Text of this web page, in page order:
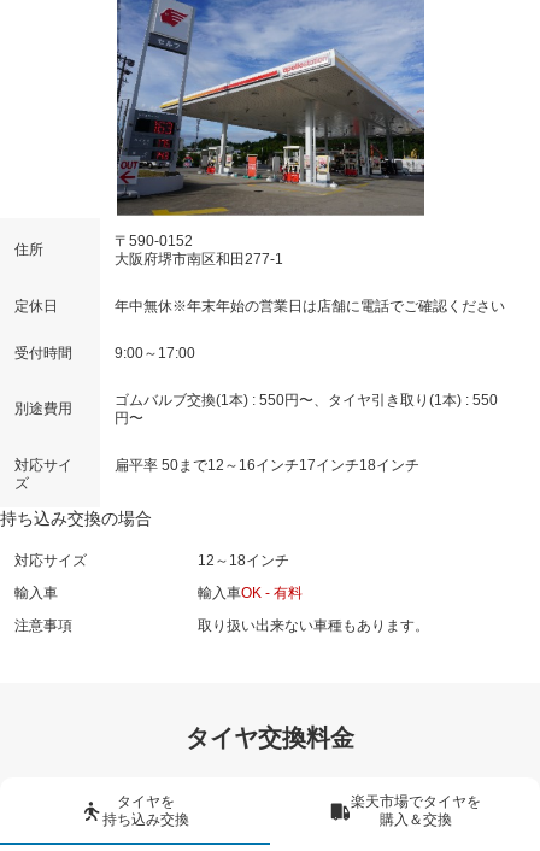
住所
〒590-0152
大阪府堺市南区和田277-1
定休日 年中無休※年末年始の営業日は店舗に電話でご確認ください
受付時間 9:00～17:00
別途費用
ゴムバルブ交換(1本) : 550円〜、タイヤ引き取り(1本) : 550
円〜
対応サイ
ズ
扁平率 50まで12～16インチ17インチ18インチ
持ち込み交換の場合
対応サイズ
12～18インチ
輸入車
輸入車OK - 有料
注意事項
取り扱い出来ない車種もあります。
タイヤ交換料金
タイヤを
持ち込み交換
楽天市場でタイヤを
購入＆交換